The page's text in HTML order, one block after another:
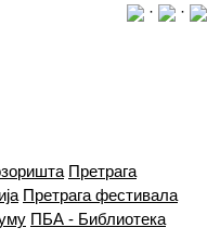
· ·
Претрага
Претрага фестивала
ПБА - Библиотека